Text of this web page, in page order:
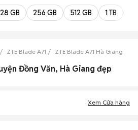
GB 256 GB 512 GB 1 TB
ZTE Blade A71 ZTE Blade A71 Hà Giang
Đồng Văn, Hà Giang đẹp
Xem Cửa hàng